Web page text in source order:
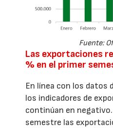
Fuente:
Las exportaciones
% en el primer
En línea con los datos
los indicadores de
continúan en
semestre las